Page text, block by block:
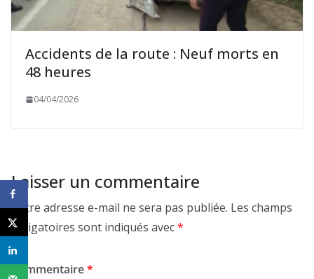
Accidents de la route : Neuf morts en
48 heures
04/04/2026
Laisser un commentaire
Votre adresse e-mail ne sera pas publiée. Les champs
obligatoires sont indiqués avec*
Commentaire*